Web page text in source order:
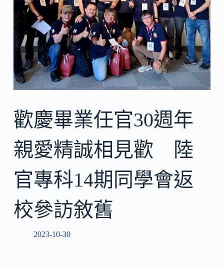
歡慶畢業任官30週年
親愛精誠相見歡 陸
官專科14期同學會返
校參訪敘舊
2023-10-30